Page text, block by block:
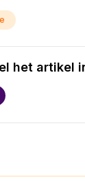
het artikel